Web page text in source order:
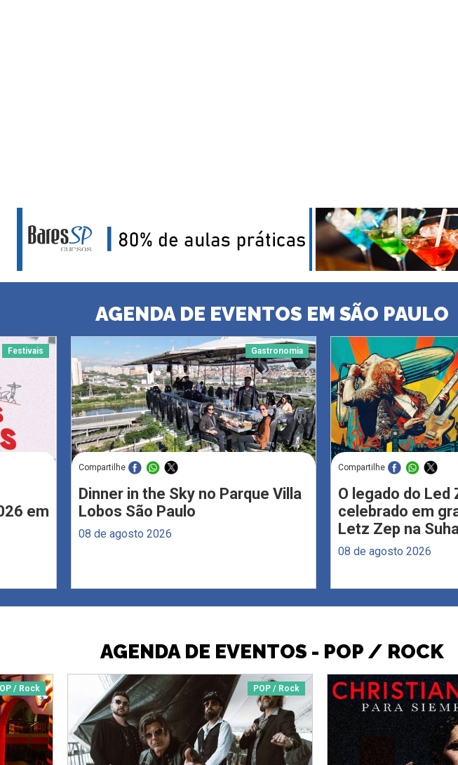
AGENDA DE EVENTOS EM SÃO PAULO
Festivais
em
Gastronomia
Compartilhe
Dinner in the Sky no Parque Villa
Lobos São Paulo
08 de agosto 2026
Compartilhe
O legado do Led
celebrado em
Letz Zep na
08 de agosto 2026
AGENDA DE EVENTOS - POP / ROCK
/ Rock POP / Rock